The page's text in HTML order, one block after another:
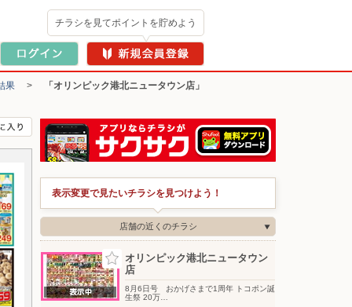
チラシを見てポイントを貯めよう
果 >
「オリンピック港北ニュータウン店」
表示変更で見たいチラシを見つけよう！
店舗の近くのチラシ
オリンピック港北ニュータウン
店
8月6日号 おかげさまで1周年 トコポン誕
生祭 20万…